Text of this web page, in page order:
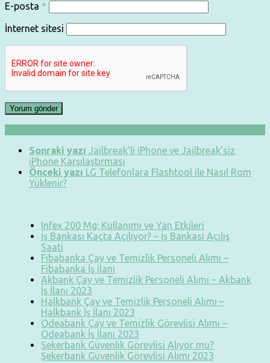
E-posta *
İnternet sitesi
Sonraki yazı Jailbreak’li iPhone ve Jailbreak’siz
iPhone Karşılaştırması
Önceki yazı LG Telefonlara Flashtool ile Nasıl Rom
Yüklenir?
Infex 200 Mg: Kullanımı ve Yan Etkileri
İş Bankası Kaçta Açılıyor? – İş Bankası Açılış
Saati
Fibabanka Çay ve Temizlik Personeli Alımı –
Fibabanka İş İlanı
Akbank Çay ve Temizlik Personeli Alımı – Akbank
İş İlanı 2023
Halkbank Çay ve Temizlik Personeli Alımı –
Halkbank İş İlanı 2023
Odeabank Çay ve Temizlik Görevlisi Alımı –
Odeabank İş İlanı 2023
Şekerbank Güvenlik Görevlisi Alıyor mu?
Şekerbank Güvenlik Görevlisi Alımı 2023